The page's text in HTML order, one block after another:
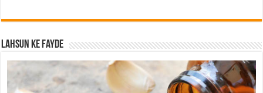
Lahsun ke fayde